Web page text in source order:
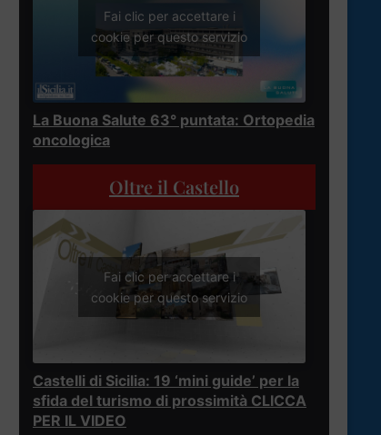
Fai clic per accettare i
cookie per questo servizio
La Buona Salute 63° puntata: Ortopedia
oncologica
Oltre il Castello
Fai clic per accettare i
cookie per questo servizio
Castelli di Sicilia: 19 ‘mini guide’ per la
sfida del turismo di prossimità CLICCA
PER IL VIDEO